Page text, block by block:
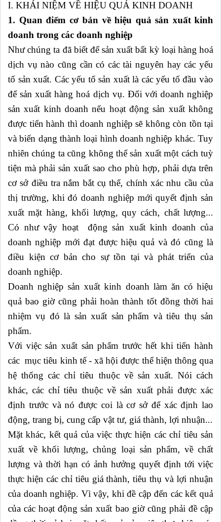
I. KHÁI NIỆM VỀ HIỆU QUẢ KINH DOANH
1. Quan điểm cơ bản về hiệu quả sản xuất kinh
doanh trong các doanh nghiệp
Như chúng ta đã biết để sản xuất bất kỳ loại hàng hoá
dịch vụ nào cũng cần có các tài nguyên hay các yếu
tố sản xuất. Các yếu tố sản xuất là các yếu tố đầu vào
để sản xuất hàng hoá dịch vụ. Đối với doanh nghiệp
sản xuất kinh doanh nếu hoạt động sản xuất không
được tiến hành thì doanh nghiệp sẽ không còn tồn tại
và biến dạng thành loại hình doanh nghiệp khác. Tuy
nhiên chúng ta cũng không thể sản xuất một cách tuỳ
tiện mà phải sản xuất sao cho phù hợp, phải dựa trên
cơ sở điều tra nắm bắt cụ thể, chính xác nhu cầu của
thị trường, khi đó doanh nghiệp mới quyết định sản
xuất mặt hàng, khối lượng, quy cách, chất lượng...
Có như vậy hoạt động sản xuất kinh doanh của
doanh nghiệp mới đạt được hiệu quả và đó cũng là
điều kiện cơ bản cho sự tồn tại và phát triển của
doanh nghiệp.
Doanh nghiệp sản xuất kinh doanh làm ăn có hiệu
quả bao giờ cũng phải hoàn thành tốt đồng thời hai
nhiệm vụ đó là sản xuất sản phẩm và tiêu thụ sản
phẩm.
Với việc sản xuất sản phẩm trước hết khi tiến hành
các mục tiêu kinh tế - xã hội được thể hiện thông qua
hệ thống các chỉ tiêu thuộc về sản xuất. Nói cách
khác, các chỉ tiêu thuộc về sản xuất phải được xác
định trước và nó được coi là cơ sở để xác định lao
động, trang bị, cung cấp vật tư, giá thành, lợi nhuận...
Mặt khác, kết quả của việc thực hiện các chỉ tiêu sản
xuất về khối lượng, chủng loại sản phẩm, về chất
lượng và thời hạn có ảnh hưởng quyết định tới việc
thực hiện các chỉ tiêu giá thành, tiêu thụ và lợi nhuận
của doanh nghiệp. Vì vậy, khi đề cập đến các kết quả
của các hoạt động sản xuất bao giờ cũng phải đề cập